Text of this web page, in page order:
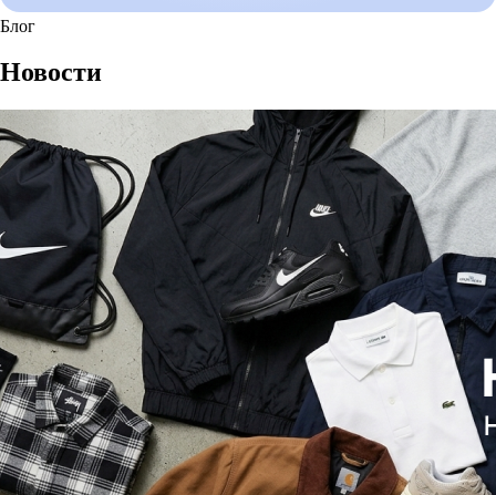
Блог
Новости